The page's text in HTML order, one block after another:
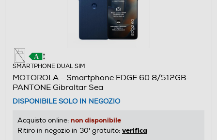
SMARTPHONE DUAL SIM
MOTOROLA - Smartphone EDGE 60 8/512GB-
PANTONE Gibraltar Sea
DISPONIBILE SOLO IN NEGOZIO
Acquisto online: non disponibile
Ritiro in negozio in 30' gratuito: verifica